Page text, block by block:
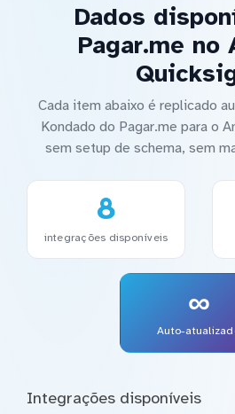
Dados
Pagar.me no
Cada item abaixo é replicado
Kondado do Pagar.me para o
sem setup de schema, sem
8
integrações disponíveis
∞
Auto-
Integrações disponíveis